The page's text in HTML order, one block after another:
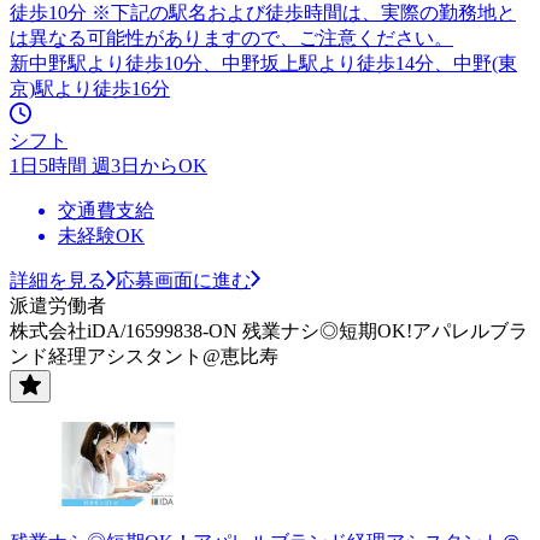
徒歩10分 ※下記の駅名および徒歩時間は、実際の勤務地と
は異なる可能性がありますので、ご注意ください。
新中野駅より徒歩10分、中野坂上駅より徒歩14分、中野(東
京)駅より徒歩16分
シフト
1日5時間 週3日からOK
交通費支給
未経験OK
詳細を見る
応募画面に進む
派遣労働者
株式会社iDA/16599838-ON 残業ナシ◎短期OK!アパレルブラ
ンド経理アシスタント@恵比寿